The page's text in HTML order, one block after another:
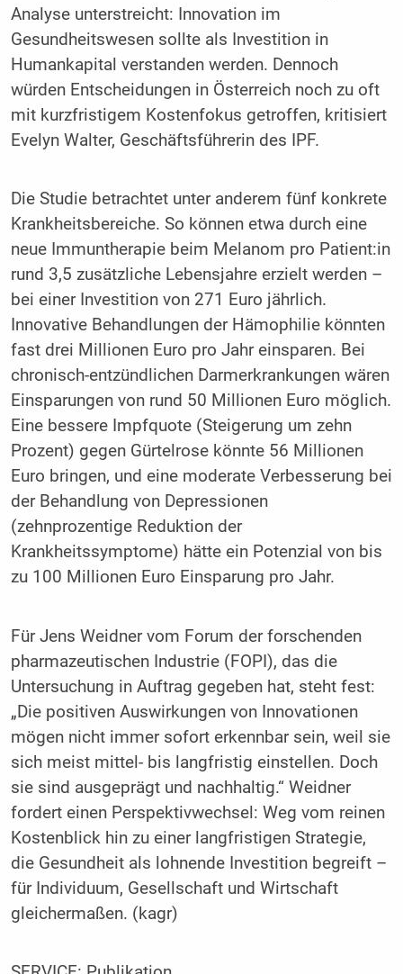
Analyse unterstreicht: Innovation im
Gesundheitswesen sollte als Investition in
Humankapital verstanden werden. Dennoch
würden Entscheidungen in Österreich noch zu oft
mit kurzfristigem Kostenfokus getroffen, kritisiert
Evelyn Walter, Geschäftsführerin des IPF.
Die Studie betrachtet unter anderem fünf konkrete
Krankheitsbereiche. So können etwa durch eine
neue Immuntherapie beim Melanom pro Patient:in
rund 3,5 zusätzliche Lebensjahre erzielt werden –
bei einer Investition von 271 Euro jährlich.
Innovative Behandlungen der Hämophilie könnten
fast drei Millionen Euro pro Jahr einsparen. Bei
chronisch-entzündlichen Darmerkrankungen wären
Einsparungen von rund 50 Millionen Euro möglich.
Eine bessere Impfquote (Steigerung um zehn
Prozent) gegen Gürtelrose könnte 56 Millionen
Euro bringen, und eine moderate Verbesserung bei
der Behandlung von Depressionen
(zehnprozentige Reduktion der
Krankheitssymptome) hätte ein Potenzial von bis
zu 100 Millionen Euro Einsparung pro Jahr.
Für Jens Weidner vom Forum der forschenden
pharmazeutischen Industrie (FOPI), das die
Untersuchung in Auftrag gegeben hat, steht fest:
„Die positiven Auswirkungen von Innovationen
mögen nicht immer sofort erkennbar sein, weil sie
sich meist mittel- bis langfristig einstellen. Doch
sie sind ausgeprägt und nachhaltig.“ Weidner
fordert einen Perspektivwechsel: Weg vom reinen
Kostenblick hin zu einer langfristigen Strategie,
die Gesundheit als lohnende Investition begreift –
für Individuum, Gesellschaft und Wirtschaft
gleichermaßen. (kagr)